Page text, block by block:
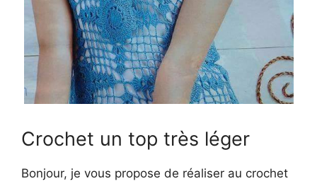
Crochet un top très léger
Bonjour, je vous propose de réaliser au crochet